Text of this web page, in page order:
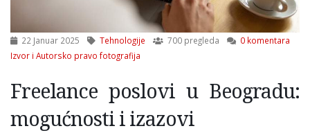
22 Januar 2025 Tehnologije 700 pregleda
0 komentara
Izvor i Autorsko pravo fotografija
Freelance poslovi u Beogradu:
mogućnosti i izazovi